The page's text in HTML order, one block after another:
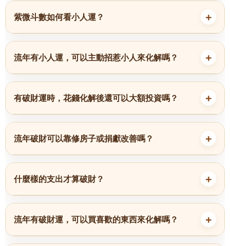
紫微斗數如何看小人運？
流年有小人運，可以主動招惹小人來化解嗎？
有破財運時，花錢化解後還可以大額投資嗎？
流年破財可以靠修房子或捐獻改善嗎？
什麼樣的支出才算破財？
流年有破財運，可以買喜歡的東西來化解嗎？